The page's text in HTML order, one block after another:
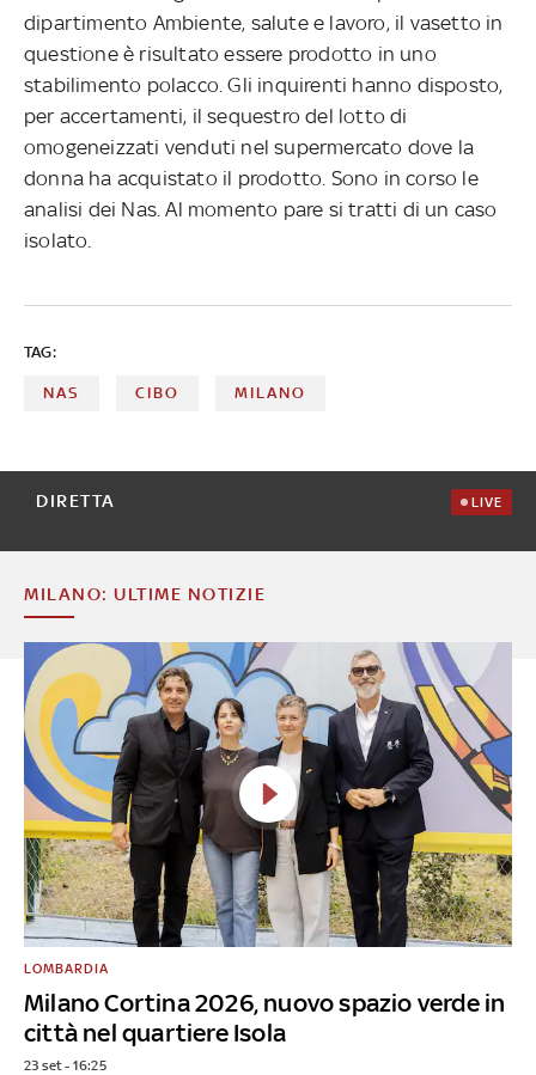
dipartimento Ambiente, salute e lavoro, il vasetto in
questione è risultato essere prodotto in uno
stabilimento polacco. Gli inquirenti hanno disposto,
per accertamenti, il sequestro del lotto di
omogeneizzati venduti nel supermercato dove la
donna ha acquistato il prodotto. Sono in corso le
analisi dei Nas. Al momento pare si tratti di un caso
isolato.
TAG:
NAS CIBO MILANO
DIRETTA LIVE
MILANO: ULTIME NOTIZIE
Milano Cortina 2026, nuovo spazio verde in
città nel quartiere Isola
LOMBARDIA
23 set - 16:25